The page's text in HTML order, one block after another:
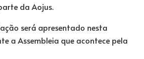
da Aojus.
será apresentado nesta
a Assembleia que acontece pela